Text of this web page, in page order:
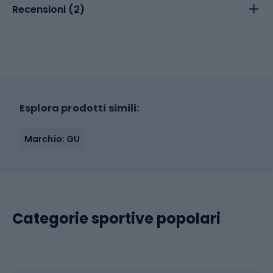
Recensioni (2)
Esplora prodotti simili:
Marchio: GU
Categorie sportive popolari